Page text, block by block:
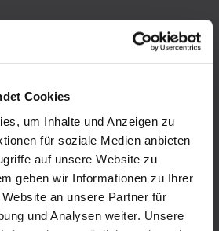
Cookies
um Inhalte und Anzeigen zu
für soziale Medien anbieten
auf unsere Website zu
geben wir Informationen zu Ihrer
an unsere Partner für
und Analysen weiter. Unsere